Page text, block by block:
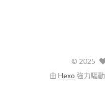
© 2025
由 Hexo 強力驅動